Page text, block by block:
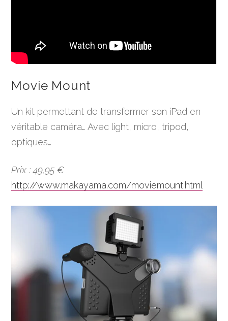
Movie Mount
Un kit permettant de transformer son iPad en
véritable caméra… Avec light, micro, tripod,
optiques…
Prix : 49,95 €
http://www.makayama.com/moviemount.html